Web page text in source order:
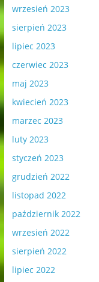
wrzesień 2023
sierpień 2023
lipiec 2023
czerwiec 2023
maj 2023
kwiecień 2023
marzec 2023
luty 2023
styczeń 2023
grudzień 2022
listopad 2022
październik 2022
wrzesień 2022
sierpień 2022
lipiec 2022